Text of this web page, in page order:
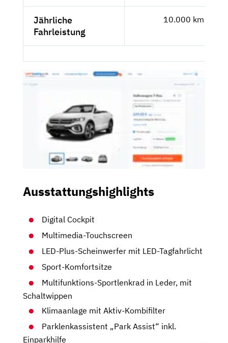
Jährliche
Fahrleistung
10.000 km
Ausstattungshighlights
Digital Cockpit
Multimedia-Touchscreen
LED-Plus-Scheinwerfer mit LED-Tagfahrlicht
Sport-Komfortsitze
Multifunktions-Sportlenkrad in Leder, mit
Schaltwippen
Klimaanlage mit Aktiv-Kombifilter
Parklenkassistent „Park Assist“ inkl.
Einparkhilfe